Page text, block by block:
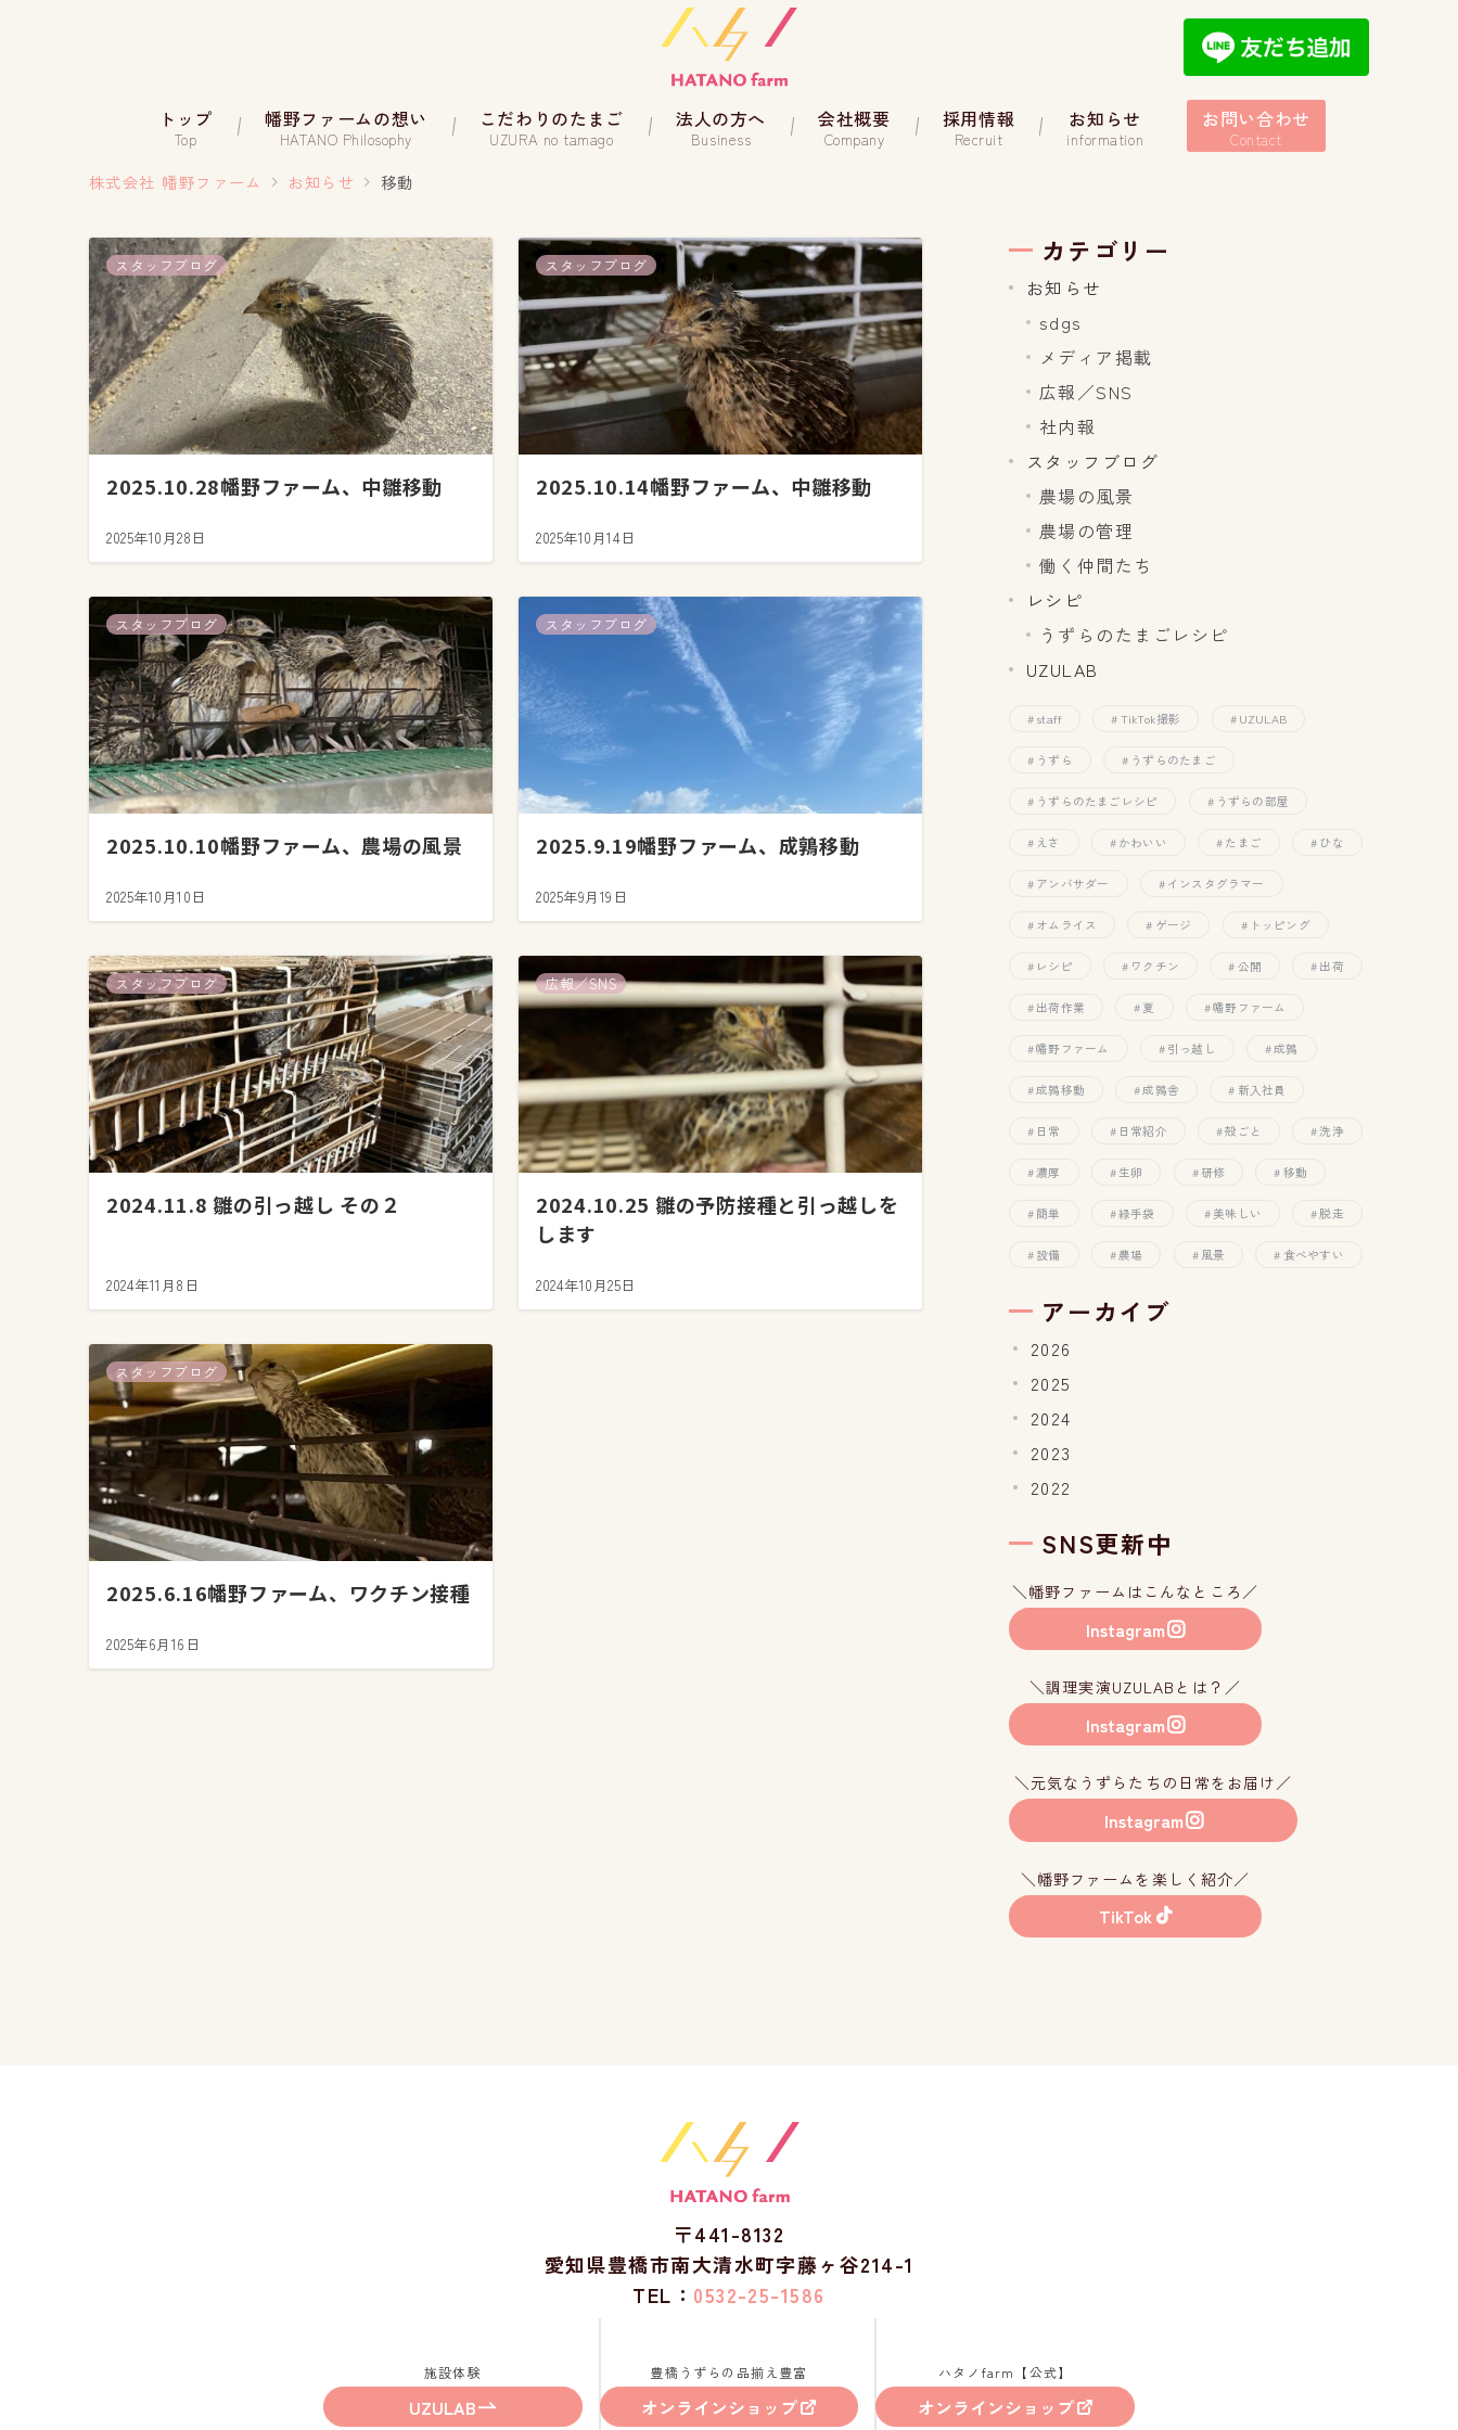
トップ
Top
幡野ファームの想い
HATANO Philosophy
こだわりのたまご
UZURA no tamago
法人の方へ
Business
会社概要
Company
採用情報
Recruit
お知らせ
information
お問い合わせ
Contact
株式会社 幡野ファーム お知らせ 移動
スタッフブログ
2025.10.28幡野ファーム、中雛移動
2025年10月28日
スタッフブログ
2025.10.14幡野ファーム、中雛移動
2025年10月14日
スタッフブログ
2025.10.10幡野ファーム、農場の風景
2025年10月10日
スタッフブログ
2025.9.19幡野ファーム、成鶉移動
2025年9月19日
スタッフブログ
2024.11.8 雛の引っ越し その２
2024年11月8日
広報／SNS
2024.10.25 雛の予防接種と引っ越しを
します
2024年10月25日
スタッフブログ
2025.6.16幡野ファーム、ワクチン接種
2025年6月16日
カテゴリー
お知らせ
sdgs
メディア掲載
広報／SNS
社内報
スタッフブログ
農場の風景
農場の管理
働く仲間たち
レシピ
うずらのたまごレシピ
UZULAB
staff TikTok撮影 UZULAB
うずら うずらのたまご
うずらのたまごレシピ うずらの部屋
えさ かわいい たまご ひな
アンバサダー インスタグラマー
オムライス ゲージ トッピング
レシピ ワクチン 公開 出荷
出荷作業 夏 幡野ファーム
幡野ファーム 引っ越し 成鶉
成鶉移動 成鶉舎 新入社員
日常 日常紹介 殻ごと 洗浄
濃厚 生卵 研修 移動
簡単 緑手袋 美味しい 脱走
設備 農場 風景 食べやすい
アーカイブ
2026
2025
2024
2023
2022
SNS更新中
＼幡野ファームはこんなところ／
Instagram
＼調理実演UZULABとは？／
Instagram
＼元気なうずらたちの日常をお届け／
Instagram
＼幡野ファームを楽しく紹介／
TikTok
〒441-8132
愛知県豊橋市南大清水町字藤ヶ谷214-1
TEL： 0532-25-1586
施設体験
UZULAB
豊橋うずらの品揃え豊富
オンラインショップ
ハタノfarm【公式】
オンラインショップ